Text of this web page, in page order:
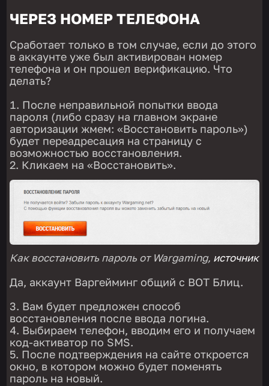
ЧЕРЕЗ НОМЕР ТЕЛЕФОНА
Сработает только в том случае, если до этого
в аккаунте уже был активирован номер
телефона и он прошел верификацию. Что
делать?
После неправильной попытки ввода
пароля (либо сразу на главном экране
авторизации жмем: «Восстановить пароль»)
будет переадресация на страницу с
возможностью восстановления.
Кликаем на «Восстановить».
Как восстановить пароль от Wargaming, источник
Да, аккаунт Варгейминг общий с ВОТ Блиц.
Вам будет предложен способ
восстановления после ввода логина.
Выбираем телефон, вводим его и получаем
код-активатор по SMS.
После подтверждения на сайте откроется
окно, в котором можно будет поменять
пароль на новый.